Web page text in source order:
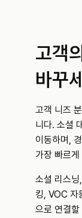
고객
바꾸
고객 니즈
니다. 소셜
이동하며,
가장 빠르
소셜 리스
킹, VOC 자
으로 연결